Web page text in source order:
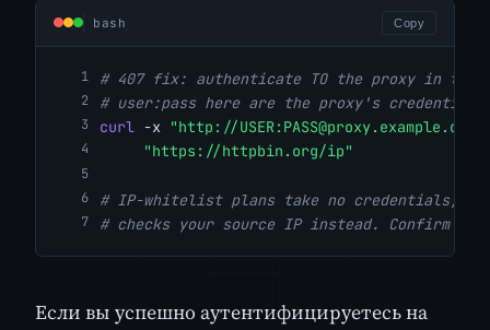
bash Copy
# 407 fix: authenticate TO the proxy in the -
# user:pass here are the proxy's
curl -x "http://USER: PASS@proxy.example.com
"https://httpbin.org/ip"
# IP-whitelist plans take no credentials;
# checks your source IP instead. Confirm it
Если вы успешно аутентифицируетесь на